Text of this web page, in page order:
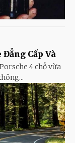
Cấp Và
4 chỗ vừa